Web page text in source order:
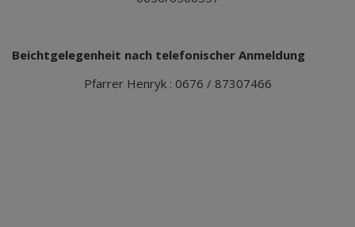
Beichtgelegenheit nach telefonischer Anmeldung
Pfarrer Henryk : 0676 / 87307466